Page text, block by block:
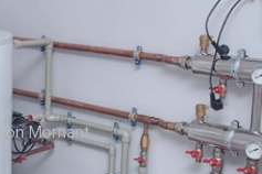
Mornant